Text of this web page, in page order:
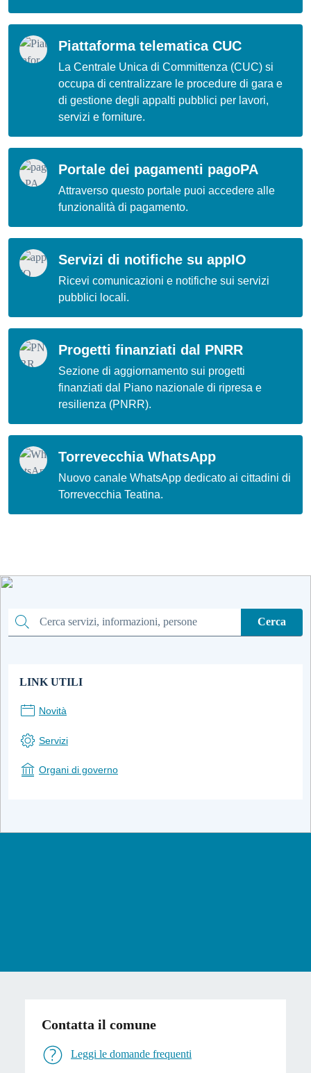
Piattaforma telematica CUC
La Centrale Unica di Committenza (CUC) si
occupa di centralizzare le procedure di gara e
di gestione degli appalti pubblici per lavori,
servizi e forniture.
Portale dei pagamenti pagoPA
Attraverso questo portale puoi accedere alle
funzionalità di pagamento.
Servizi di notifiche su appIO
Ricevi comunicazioni e notifiche sui servizi
pubblici locali.
Progetti finanziati dal PNRR
Sezione di aggiornamento sui progetti
finanziati dal Piano nazionale di ripresa e
resilienza (PNRR).
Torrevecchia WhatsApp
Nuovo canale WhatsApp dedicato ai cittadini di
Torrevecchia Teatina.
Cerca
Cerca
LINK UTILI
Novità
Servizi
Organi di governo
Contatta il comune
Leggi le domande frequenti